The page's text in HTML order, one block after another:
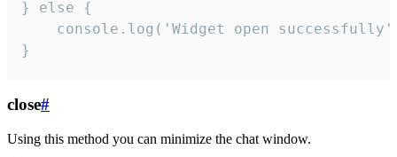
} else {
console.log('Widget open
}
close#
Using this method you can minimize the chat window.